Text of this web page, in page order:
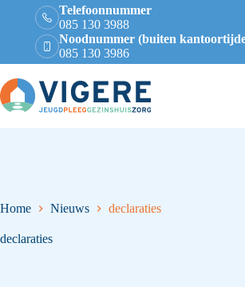
Telefoonnummer
085 130 3988
Noodnummer (buiten
085 130 3986
Home Nieuws declaraties
declaraties